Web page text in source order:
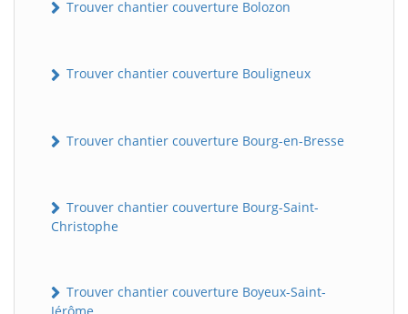
Trouver chantier couverture Bolozon
Trouver chantier couverture Bouligneux
Trouver chantier couverture Bourg-en-Bresse
Trouver chantier couverture Bourg-Saint-
Christophe
Trouver chantier couverture Boyeux-Saint-